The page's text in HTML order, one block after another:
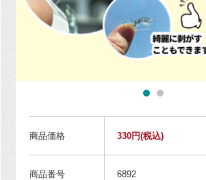
商品価格 330円(税込)
商品番号 6892